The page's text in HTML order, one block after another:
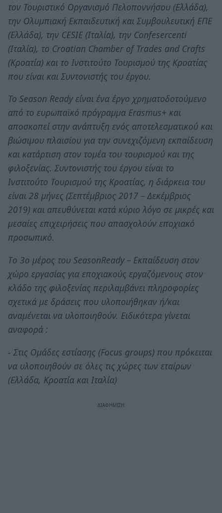
τον Τουριστικό Οργανισμό Πελοποννήσου (Ελλάδα),
την Ολυμπιακή Εκπαιδευτική και Συμβουλευτική ΕΠΕ
(Ελλάδα), την CESIE (Ιταλία), την Confesercenti
(Ιταλία), το Croatian Chamber of Trades and Crafts
(Κροατία) και το Ινστιτούτο Τουρισμού της Κροατίας
που είναι και Συντονιστής του έργου.
Το Season Ready είναι ένα έργο χρηματοδοτούμενο
από το ευρωπαϊκό πρόγραμμα Erasmus+ και
αποσκοπεί στην ανάπτυξη ενός αποτελεσματικού και
βιώσιμου πλαισίου για την συνεχιζόμενη εκπαίδευση
και κατάρτιση στον τομέα του τουρισμού και της
φιλοξενίας. Συντονιστής του έργου είναι το
Ινστιτούτο Τουρισμού της Κροατίας, η διάρκεια του
είναι 28 μήνες (Σεπτέμβριος 2017 – Δεκέμβριος
2019) και απευθύνεται κατά κύριο λόγο σε μικρές και
μεσαίες επιχειρήσεις που απασχολούν εποχιακό
προσωπικό.
Tο 3ο μέρος του SeasonReady – Εκπαίδευση στον
χώρο εργασίας για εποχιακούς εργαζόμενους στον
κλάδο της φιλοξενίας περιλαμβάνει πληροφορίες
σχετικά με δράσεις που υλοποιήθηκαν ή/και
αναμένεται να υλοποιηθούν. Ειδικότερα γίνεται
αναφορά :
- Στις Ομάδες εστίασης (Focus groups) που πρόκειται
να υλοποιηθούν σε όλες τις χώρες των εταίρων
(Ελλάδα, Κροατία και Ιταλία)